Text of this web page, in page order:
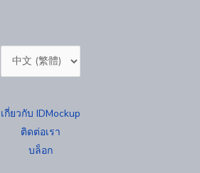
Choose
a
เกี่ยวกับ IDMockup
ติดต่อเรา
บล็อก